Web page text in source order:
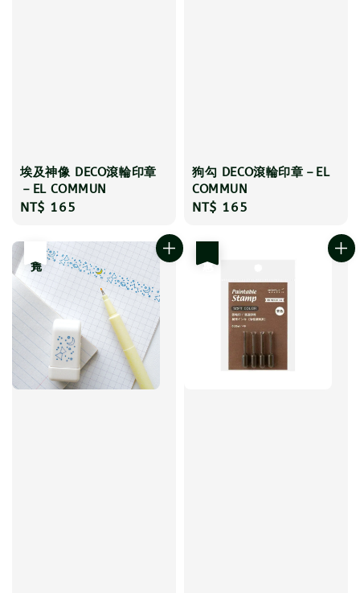
埃及神像 DECO滾輪印章
－EL COMMUN
Regular
NT$ 165
狗勾 DECO滾輪印章－EL
COMMUN
Regular
NT$ 165